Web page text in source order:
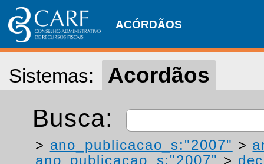
ACÓRDÃOS
Sistemas: Acordãos
Busca:
> ano_publicacao_s:"2007" >
ano_publicacao_s:"2007" >